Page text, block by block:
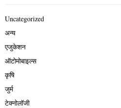
Uncategorized
अन्य
एजुकेशन
ऑटोमोबाइल्स
कृषि
जुर्म
टेक्नोलॉजी